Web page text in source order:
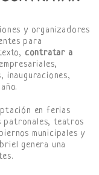
y organizadores
para
contratar a
inauguraciones,
en ferias
patronales, teatros
municipales y
genera una